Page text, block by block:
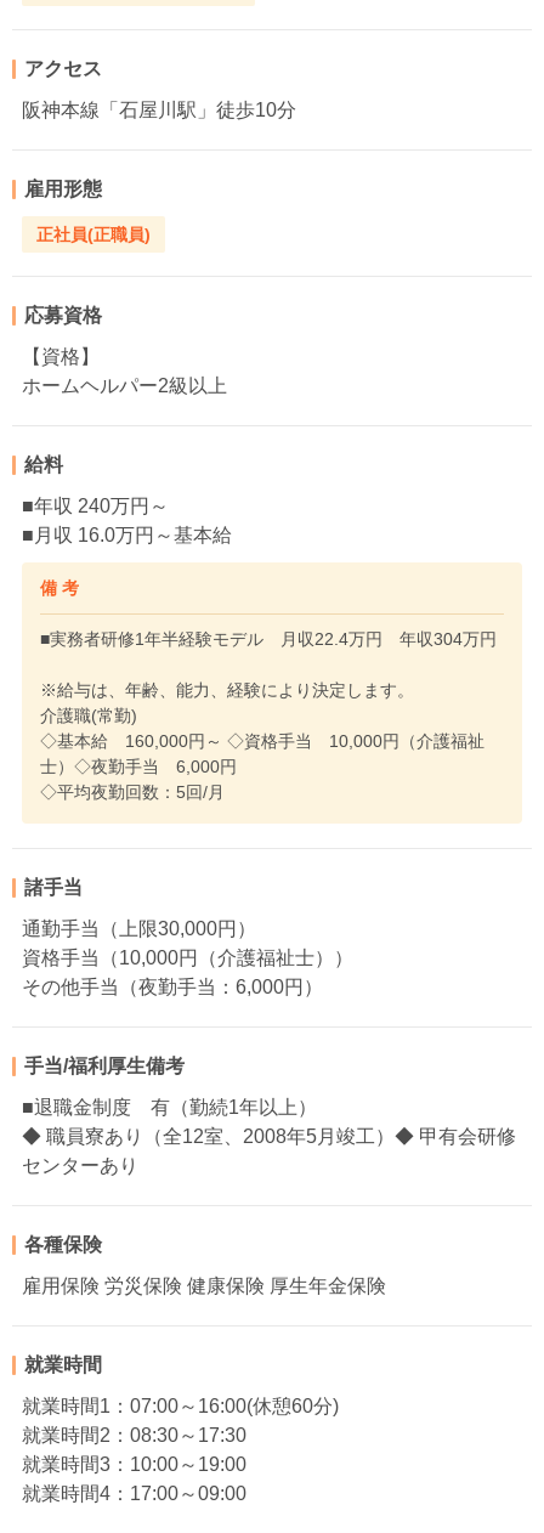
アクセス
阪神本線「石屋川駅」徒歩10分
雇用形態
正社員(正職員)
応募資格
【資格】
ホームヘルパー2級以上
給料
■年収 240万円～
■月収 16.0万円～基本給
備 考
■実務者研修1年半経験モデル 月収22.4万円 年収304万円
※給与は、年齢、能力、経験により決定します。
介護職(常勤)
◇基本給 160,000円～ ◇資格手当 10,000円（介護福祉
士）◇夜勤手当 6,000円
◇平均夜勤回数：5回/月
諸手当
通勤手当（上限30,000円）
資格手当（10,000円（介護福祉士））
その他手当（夜勤手当：6,000円）
手当/福利厚生備考
■退職金制度 有（勤続1年以上）
◆ 職員寮あり（全12室、2008年5月竣工）◆ 甲有会研修
センターあり
各種保険
雇用保険 労災保険 健康保険 厚生年金保険
就業時間
就業時間1：07:00～16:00(休憩60分)
就業時間2：08:30～17:30
就業時間3：10:00～19:00
就業時間4：17:00～09:00